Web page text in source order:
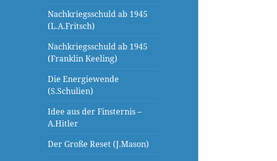
Nachkriegsschuld ab 1945
(L.A.Fritsch)
Nachkriegsschuld ab 1945
(Franklin Keeling)
Die Energiewende
(S.Schulien)
Idee aus der Finsternis –
A.Hitler
Der Große Reset (J.Mason)